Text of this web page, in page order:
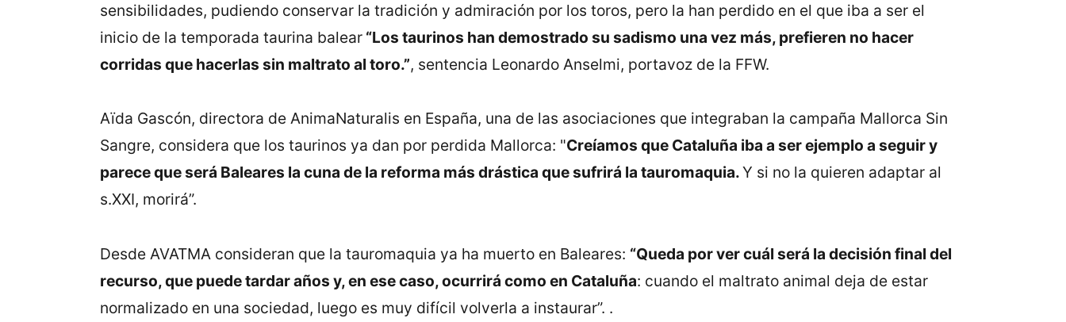
sensibilidades, pudiendo conservar la tradición y admiración por los toros, pero la han perdido en el que iba a ser el
inicio de la temporada taurina balear“Los taurinos han demostrado su sadismo una vez más, prefieren no hacer
corridas que hacerlas sin maltrato al toro.”, sentencia Leonardo Anselmi, portavoz de la FFW.
Aïda Gascón, directora de AnimaNaturalis en España, una de las asociaciones que integraban la campaña Mallorca Sin
Sangre, considera que los taurinos ya dan por perdida Mallorca: "Creíamos que Cataluña iba a ser ejemplo a seguir y
parece que será Baleares la cuna de la reforma más drástica que sufrirá la tauromaquia.Y si no la quieren adaptar al
s.XXI, morirá”.
Desde AVATMA consideran que la tauromaquia ya ha muerto en Baleares: “Queda por ver cuál será la decisión final del
recurso, que puede tardar años y, en ese caso, ocurrirá como en Cataluña: cuando el maltrato animal deja de estar
normalizado en una sociedad, luego es muy difícil volverla a instaurar”. .